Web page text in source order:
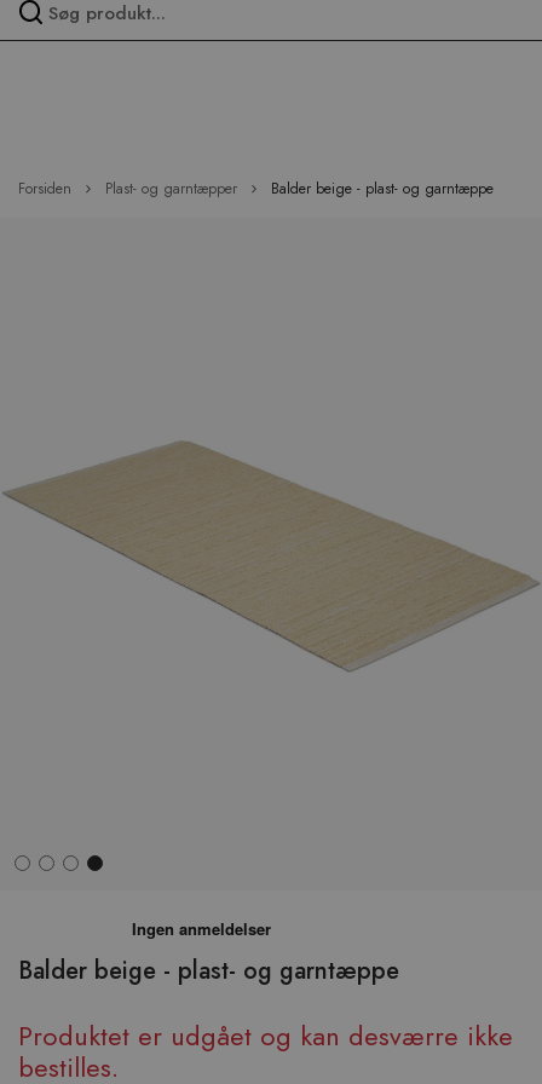
Forsiden Plast- og garntæpper Balder beige - plast- og garntæppe
Balder beige - plast- og garntæppe
Produktet er udgået og kan desværre ikke
bestilles.
begyndelsen
af